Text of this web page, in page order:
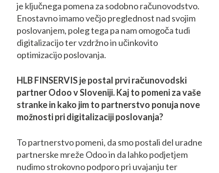
je ključnega pomena za sodobno računovodstvo.
Enostavno imamo večjo preglednost nad svojim
poslovanjem, poleg tega pa nam omogoča tudi
digitalizacijo ter vzdržno in učinkovito
optimizacijo poslovanja.
HLB FINSERVIS je postal prvi računovodski
partner Odoo v Sloveniji. Kaj to pomeni za vaše
stranke in kako jim to partnerstvo ponuja nove
možnosti pri digitalizaciji poslovanja?
To partnerstvo pomeni, da smo postali del uradne
partnerske mreže Odoo in da lahko podjetjem
nudimo strokovno podporo pri uvajanju ter